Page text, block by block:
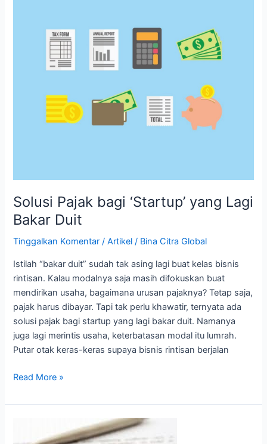
Solusi Pajak bagi ‘Startup’ yang Lagi
Bakar Duit
Tinggalkan Komentar /Artikel / Bina Citra Global
Istilah “bakar duit” sudah tak asing lagi buat kelas bisnis
rintisan. Kalau modalnya saja masih difokuskan buat
mendirikan usaha, bagaimana urusan pajaknya? Tetap saja,
pajak harus dibayar. Tapi tak perlu khawatir, ternyata ada
solusi pajak bagi startup yang lagi bakar duit. Namanya
juga lagi merintis usaha, keterbatasan modal itu lumrah.
Putar otak keras-keras supaya bisnis rintisan berjalan
Read More »
Tinggal